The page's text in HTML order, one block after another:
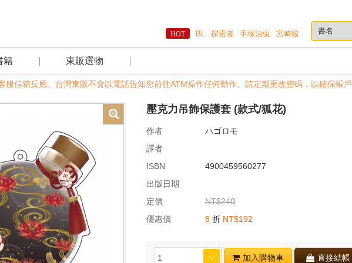
BL 探索者 手塚治虫 宮崎駿
籍 東販選物
應。台灣東販不會以電話告知您前往ATM操作任何動作。請定期更改密碼，以確保帳戶安全。
壓克力吊飾保護套 (款式/狐花)
作者
ハゴロモ
譯者
ISBN
4900459560277
出版日期
定價
NT$240
優惠價
8 折 NT$192
加入購物車 直接結帳